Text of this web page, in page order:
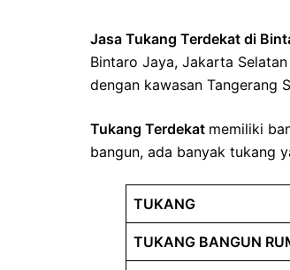
Jasa Tukang Terdekat di
Bintaro Jaya, Jakarta
dengan kawasan Tangerang
Tukang Terdekat memiliki
bangun, ada banyak tukang
TUKANG
TUKANG BANGUN